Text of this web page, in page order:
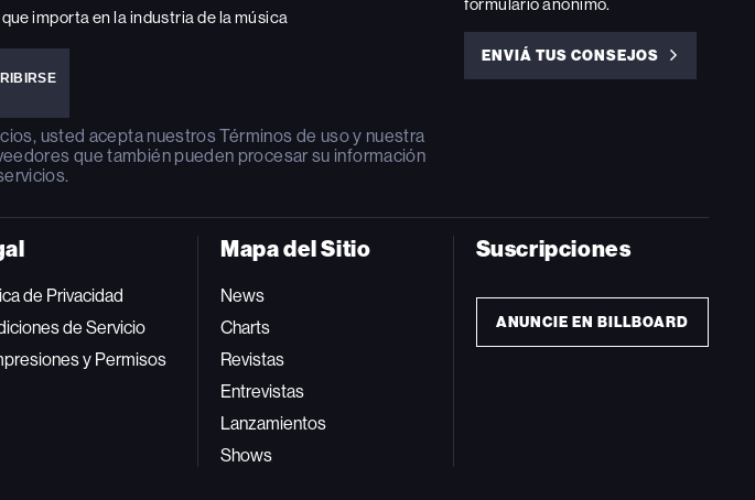
importa en la industria de la música
usted acepta nuestrosTérminos de usoy nuestra
que también pueden procesar su información
formulario anónimo.
ENVIÁ TUS CONSEJOS
ENVIÁ
de Privacidad
de Servicio
y Permisos
Mapa del Sitio
News
Charts
Revistas
Entrevistas
Lanzamientos
Shows
Suscripciones
ANUNCIE EN BILLBOARD